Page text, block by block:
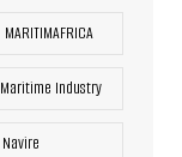
MARITIMAFRICA
Maritime Industry
Navire